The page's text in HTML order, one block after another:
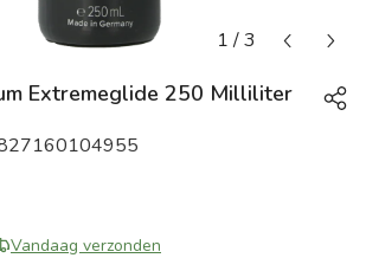
1 /3
Extremeglide 250 Milliliter
Vandaag verzonden